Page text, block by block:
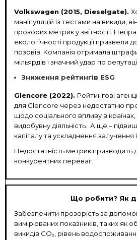
Volkswagen (2015, Dieselgate).
маніпуляцій із тестами на викиди,
прозорих метрик у звітності.
екологічності продукції призвели
позовів. Компанія отримала
мільярдів і значний удар по
Зниження рейтингів ESG
Glencore (2022). Рейтингові
для Glencore через недостатню
щодо соціального впливу в
видобувну діяльність. А ще –
капіталу та ускладнення залучення
Недостатність метрик призводить
конкурентних переваг.
Що робити? Як
Забезпечити прозорість за
вимірюваних показників, таких як
викидів CO₂, рівень